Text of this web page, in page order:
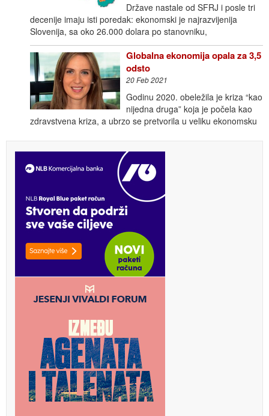
Države nastale od SFRJ i posle tri
decenije imaju isti poredak: ekonomski je najrazvijenija
Slovenija, sa oko 26.000 dolara po stanovniku,
Globalna ekonomija opala za 3,5
odsto
20 Feb 2021
Godinu 2020. obeležila je kriza “kao
nijedna druga” koja je počela kao
zdravstvena kriza, a ubrzo se pretvorila u veliku ekonomsku